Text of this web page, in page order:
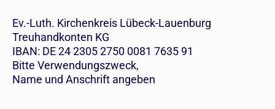
Ev.-Luth. Kirchenkreis Lübeck-Lauenburg
Treuhandkonten KG
IBAN: DE 24 2305 2750 0081 7635 91
Bitte Verwendungszweck,
Name und Anschrift angeben